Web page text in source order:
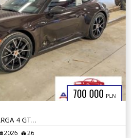
700 000 PLN
2026r., PORSCHE 911 TARGA 4 GTS, 3.6L, od ubezpieczalni
2026 26